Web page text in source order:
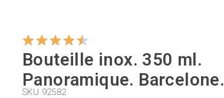
Bouteille inox. 350 ml.
Panoramique. Barcelone.
SKU 92582